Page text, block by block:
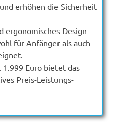
erhöhen die Sicherheit
ergonomisches Design
für Anfänger als auch
Euro bietet das
Preis-Leistungs-